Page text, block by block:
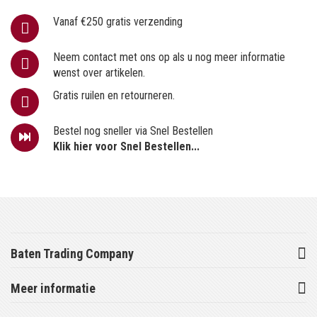
Vanaf €250 gratis verzending
Neem contact met ons op als u nog meer informatie
wenst over artikelen.
Gratis ruilen en retourneren.
Bestel nog sneller via Snel Bestellen
Klik hier voor Snel Bestellen...
Baten Trading Company
Meer informatie